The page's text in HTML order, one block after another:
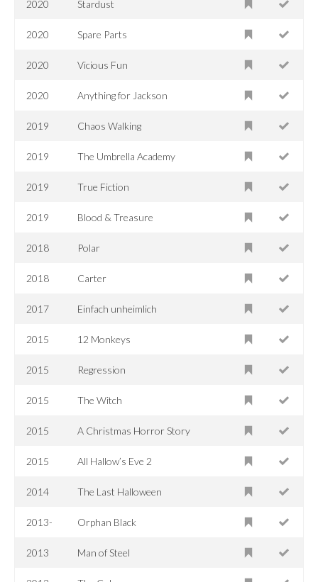
2020 Stardust
2020 Spare Parts
2020 Vicious Fun
2020 Anything for Jackson
2019 Chaos Walking
2019 The Umbrella Academy
2019 True Fiction
2019 Blood & Treasure
2018 Polar
2018 Carter
2017 Einfach unheimlich
2015 12 Monkeys
2015 Regression
2015 The Witch
2015 A Christmas Horror Story
2015 All Hallow’s Eve 2
2014 The Last Halloween
2013- Orphan Black
2013 Man of Steel